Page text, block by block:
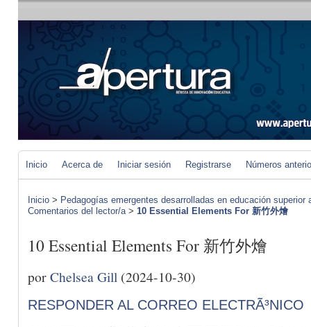
Inicio Acerca de Iniciar sesión Registrarse Números
Inicio > Pedagogías emergentes desarrolladas en educación
Comentarios del lector/a> 10 Essential Elements For 新竹外燴
10 Essential Elements For 新竹外燴
porChelsea Gill (2024-10-30)
RESPONDER AL CORREO ELECTRÃ³NICO